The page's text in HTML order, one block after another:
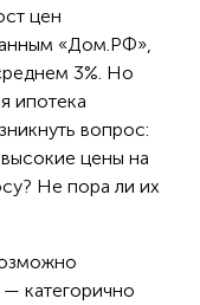
цен
«Дом.РФ»,
3%. Но
ипотека
вопрос:
цены на
Не пора ли их
— категорично